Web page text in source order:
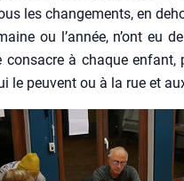
les chan­ge­ments, en
ou l’année, n’ont eu
consacre à chaque
le peuvent ou à la rue et